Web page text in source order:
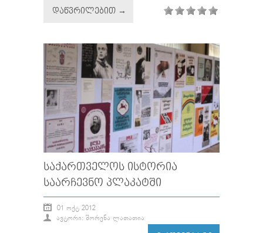
ᲓᲐᲬᲕᲠᲘᲚᲔᲑᲘᲗ →
ᲡᲐᲥᲐᲠᲗᲕᲔᲚᲝᲡ ᲘᲡᲢᲝᲠᲘᲐ
ᲡᲐᲐᲠᲩᲔᲕᲜᲝ ᲞᲚᲐᲙᲐᲢᲨᲘ
01 ᲝᲥᲢ 2012
ᲐᲕᲢᲝᲠᲘ: ᲨᲝᲠᲔᲜᲐ ᲚᲐᲗᲐᲗᲘᲐ